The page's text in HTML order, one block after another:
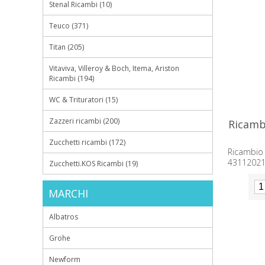
Stenal Ricambi (10)
Teuco (371)
Titan (205)
Vitaviva, Villeroy & Boch, Itema, Ariston
Ricambi (194)
WC & Trituratori (15)
Zazzeri ricambi (200)
Zucchetti ricambi (172)
Zucchetti.KOS Ricambi (19)
MARCHI
Albatros
Grohe
Newform